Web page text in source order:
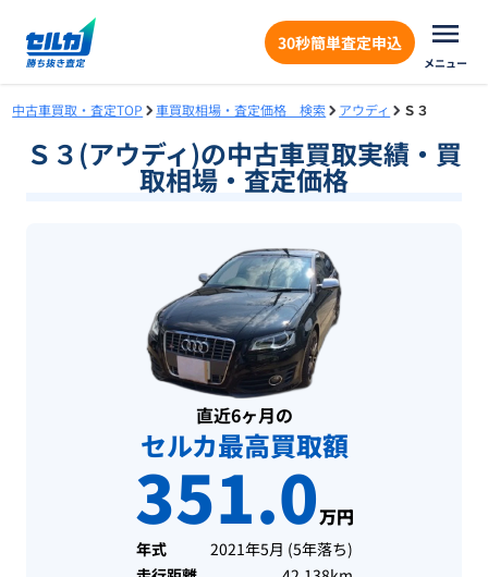
30秒簡単査定申込
メニュー
中古車買取・査定TOP 車買取相場・査定価格 検索 アウディ Ｓ３
Ｓ３(アウディ)の中古車買取実績・買
取相場・査定価格
直近6ヶ月の
セルカ最高買取額
351.0万円
年式 2021年5月 (5年落ち)